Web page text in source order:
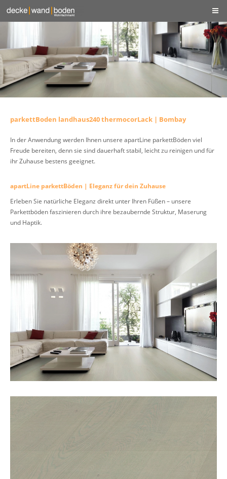
parkettBoden landhaus240 thermocorLack | Bombay
In der Anwendung werden Ihnen unsere apartLine parkettBöden viel
Freude bereiten, denn sie sind dauerhaft stabil, leicht zu reinigen und für
ihr Zuhause bestens geeignet.
apartLine parkettBöden | Eleganz für dein Zuhause
Erleben Sie natürliche Eleganz direkt unter Ihren Füßen – unsere
Parkettböden faszinieren durch ihre bezaubernde Struktur, Maserung
und Haptik.